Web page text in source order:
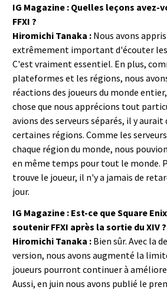
IG Magazine : Quelles leçons avez-
FFXI ?
Hiromichi Tanaka : Nous avons
extrêmement important d'écouter les
C'est vraiment essentiel. En plus,
plateformes et les régions, nous
réactions des joueurs du monde
chose que nous apprécions tout
avions des serveurs séparés, il y aurait
certaines régions. Comme les
chaque région du monde, nous
en même temps pour tout le monde.
trouve le joueur, il n'y a jamais de
jour.
IG Magazine : Est-ce que Square
soutenir FFXI après la sortie du XIV ?
Hiromichi Tanaka : Bien sûr. Avec la
version, nous avons augmenté la
joueurs pourront continuer à
Aussi, en juin nous avons publié le